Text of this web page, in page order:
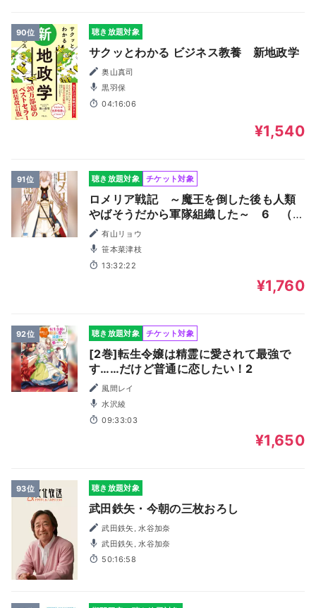
90位 聴き放題対象
サクッとわかる ビジネス教養 新地政学
奥山真司
黒羽保
04:16:06
¥1,540
91位 聴き放題対象 チケット対象
ロメリア戦記 ～魔王を倒した後も人類
やばそうだから軍隊組織した～ 6 （ガ
ガガ文庫）
有山リョウ
笹本菜津枝
13:32:22
¥1,760
92位 聴き放題対象 チケット対象
[2巻]転生令嬢は精霊に愛されて最強で
す……だけど普通に恋したい！2
風間レイ
水沢綾
09:33:03
¥1,650
93位 聴き放題対象
武田鉄矢・今朝の三枚おろし
武田鉄矢, 水谷加奈
武田鉄矢, 水谷加奈
50:16:58